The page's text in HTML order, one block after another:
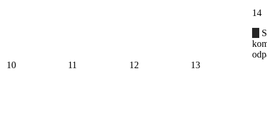
10 11 12 13
14